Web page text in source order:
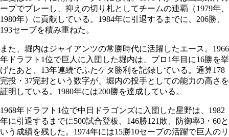
ープでプレーし、抑えの切り札としてチームの連覇（1979年、
1980年）に貢献している。1984年に引退するまでに、206勝、
193セーブを積み重ねた。
また、堀内はジャイアンツの常勝時代に活躍したエース。1966
年ドラフト1位で巨人に入団した堀内は、プロ1年目に16勝を挙
げたあと、13年連続でふたケタ勝利を記録している。通算178
完投・37完封という数字が、堀内の投手としての能力の高さを
証明している。1980年には200勝を達成している。
1968年ドラフト1位で中日ドラゴンズに入団した星野は、1982
年に引退するまでに500試合登板、146勝121敗、防御率3・60と
いう成績を残した。1974年には15勝10セーブの活躍で巨人のリ